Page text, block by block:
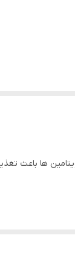
ها باعث